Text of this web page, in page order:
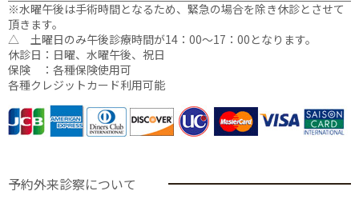
※水曜午後は手術時間となるため、緊急の場合を除き休診とさせて
頂きます。
△ 土曜日のみ午後診療時間が14：00〜17：00となります。
休診日：日曜、水曜午後、祝日
保険 ：各種保険使用可
各種クレジットカード利用可能
予約外来診察について